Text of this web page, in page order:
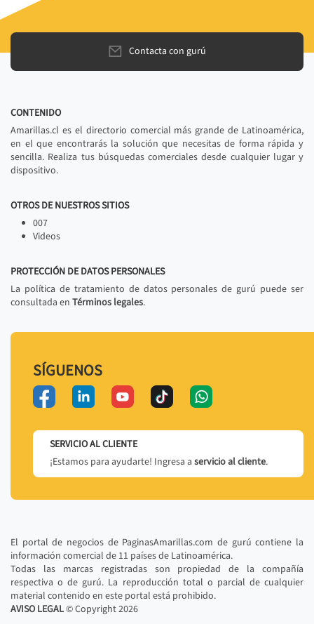
Contacta con gurú
CONTENIDO
Amarillas.cl es el directorio comercial más grande de Latinoamérica,
en el que encontrarás la solución que necesitas de forma rápida y
sencilla. Realiza tus búsquedas comerciales desde cualquier lugar y
dispositivo.
OTROS DE NUESTROS SITIOS
007
Videos
PROTECCIÓN DE DATOS PERSONALES
La política de tratamiento de datos personales de gurú puede ser
consultada en Términos legales.
SÍGUENOS
SERVICIO AL CLIENTE
¡Estamos para ayudarte! Ingresa a servicio al cliente.
El portal de negocios de PaginasAmarillas.com de gurú contiene la
información comercial de 11 países de Latinoamérica.
Todas las marcas registradas son propiedad de la compañía
respectiva o de gurú. La reproducción total o parcial de cualquier
material contenido en este portal está prohibido.
AVISO LEGAL© Copyright2026